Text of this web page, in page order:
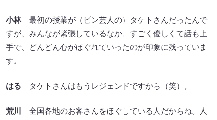
小林最初の授業が（ピン芸人の）タケトさんだったんで
すが、みんなが緊張しているなか、すごく優しくて話も上
手で、どんどん心がほぐれていったのが印象に残っていま
す。
はる タケトさんはもうレジェンドですから（笑）。
荒川
全国各地のお客さんをほぐしている人だからね。人